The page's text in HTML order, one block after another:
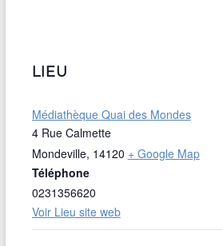
LIEU
Médiathèque Quai des Mondes
4 Rue Calmette
Mondeville, 14120 + Google Map
Téléphone
0231356620
Voir Lieu site web